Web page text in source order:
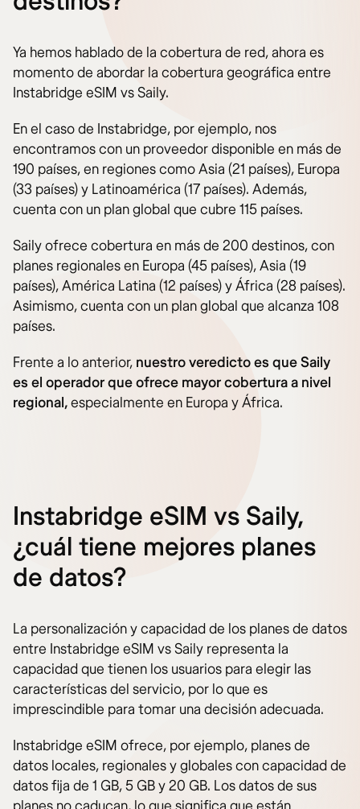
Ya hemos hablado de la cobertura de red, ahora es
momento de abordar la cobertura geográfica entre
Instabridge eSIM vs Saily.
En el caso de Instabridge, por ejemplo, nos
encontramos con un proveedor disponible en más de
190 países, en regiones como Asia (21 países), Europa
(33 países) y Latinoamérica (17 países). Además,
cuenta con un plan global que cubre 115 países.
Saily ofrece cobertura en más de 200 destinos, con
planes regionales en Europa (45 países), Asia (19
países), América Latina (12 países) y África (28 países).
Asimismo, cuenta con un plan global que alcanza 108
países.
Frente a lo anterior, nuestro veredicto es que Saily
es el operador que ofrece mayor cobertura a nivel
regional,especialmente en Europa y África.
Instabridge eSIM vs Saily,
¿cuál tiene mejores planes
de datos?
La personalización y capacidad de los planes de datos
entre Instabridge eSIM vs Saily representa la
capacidad que tienen los usuarios para elegir las
características del servicio, por lo que es
imprescindible para tomar una decisión adecuada.
Instabridge eSIM ofrece, por ejemplo, planes de
datos locales, regionales y globales con capacidad de
datos fija de 1 GB, 5 GB y 20 GB. Los datos de sus